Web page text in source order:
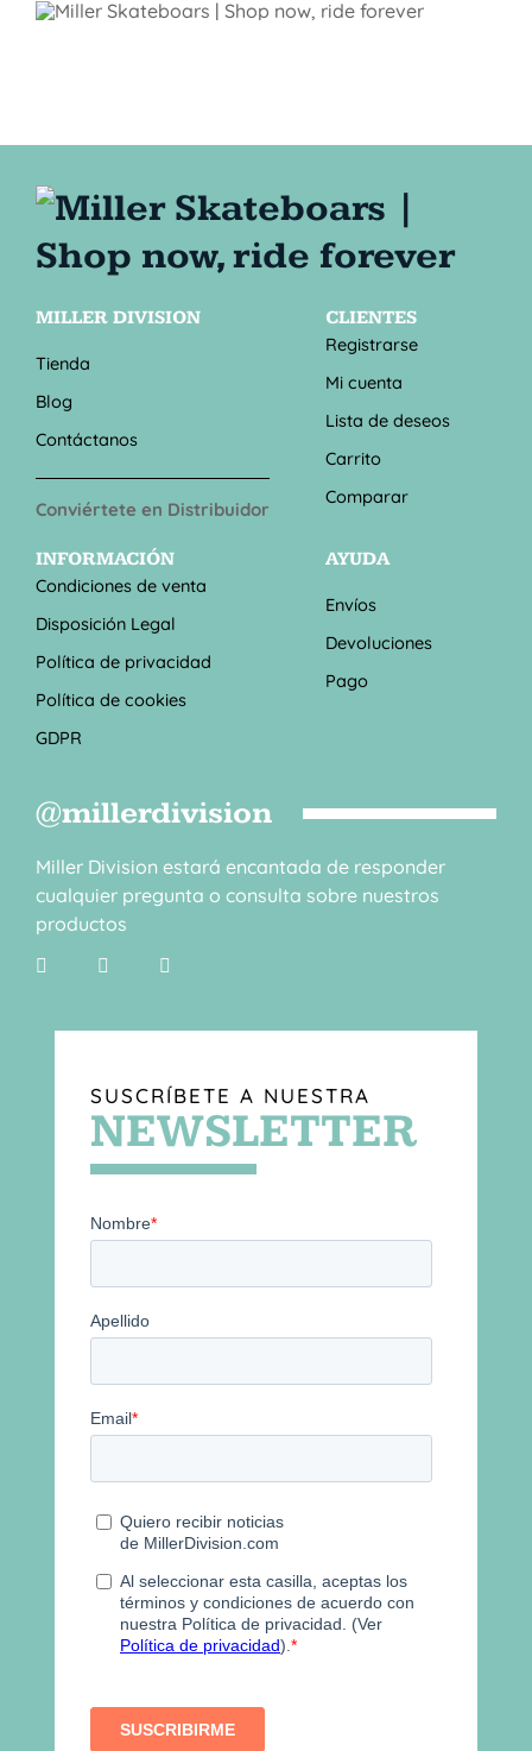
MILLER DIVISION
Tienda
Blog
Contáctanos
Conviértete en Distribuidor
CLIENTES
Registrarse
Mi cuenta
Lista de deseos
Carrito
Comparar
INFORMACIÓN
Condiciones de venta
Disposición Legal
Política de privacidad
Política de cookies
GDPR
AYUDA
Envíos
Devoluciones
Pago
@millerdivision
Miller Division estará encantada de responder
cualquier pregunta o consulta sobre nuestros
productos
SUSCRÍBETE A NUESTRA
NEWSLETTER